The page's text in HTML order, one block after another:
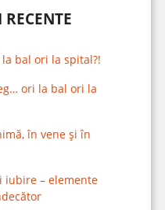
bal ori la spital?!
ori la bal ori la
în vene și în
iubire – elemente